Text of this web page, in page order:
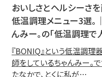
おいしさとヘルシーさ
低温調理メニュー3選。
んみー。の「低温調理で
『BONIQ』という低温調
師をしているちゃんみー。
たなかで、とくに私が…